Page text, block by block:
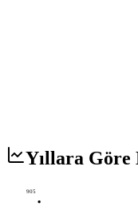
Yıllara Göre
905